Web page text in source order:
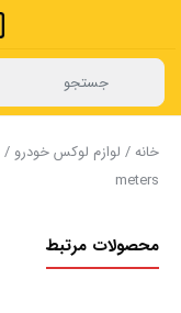
خانه/ لوازم لوکس خودرو /
meters
محصولات مرتبط